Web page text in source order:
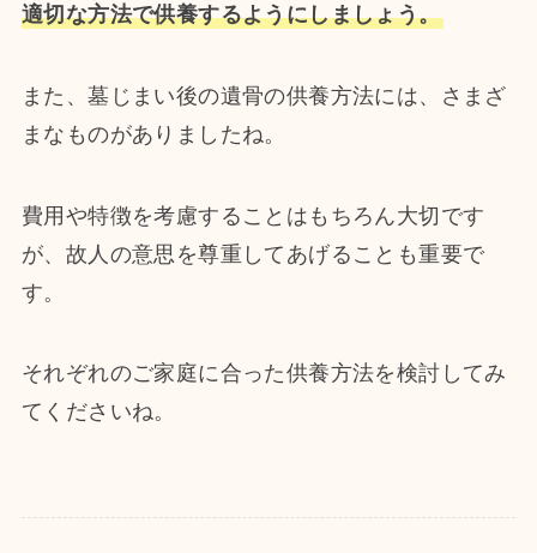
適切な方法で供養するようにしましょう。
また、墓じまい後の遺骨の供養方法には、さまざ
まなものがありましたね。
費用や特徴を考慮することはもちろん大切です
が、故人の意思を尊重してあげることも重要で
す。
それぞれのご家庭に合った供養方法を検討してみ
てくださいね。